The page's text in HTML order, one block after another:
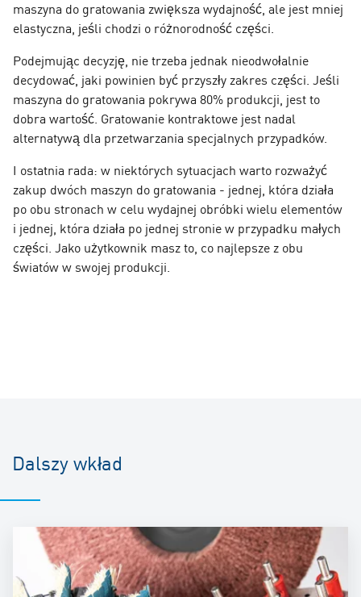
maszyna do gratowania zwiększa wydajność, ale jest mniej
elastyczna, jeśli chodzi o różnorodność części.
Podejmując decyzję, nie trzeba jednak nieodwołalnie
decydować, jaki powinien być przyszły zakres części. Jeśli
maszyna do gratowania pokrywa 80% produkcji, jest to
dobra wartość. Gratowanie kontraktowe jest nadal
alternatywą dla przetwarzania specjalnych przypadków.
I ostatnia rada: w niektórych sytuacjach warto rozważyć
zakup dwóch maszyn do gratowania - jednej, która działa
po obu stronach w celu wydajnej obróbki wielu elementów
i jednej, która działa po jednej stronie w przypadku małych
części. Jako użytkownik masz to, co najlepsze z obu
światów w swojej produkcji.
Dalszy wkład